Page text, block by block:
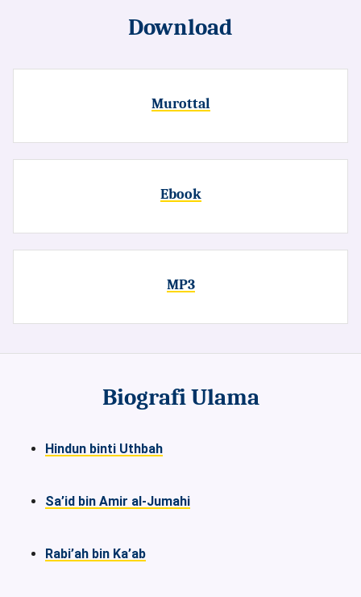
Download
Murottal
Ebook
MP3
Biografi Ulama
Hindun binti Uthbah
Sa’id bin Amir al-Jumahi
Rabi’ah bin Ka’ab